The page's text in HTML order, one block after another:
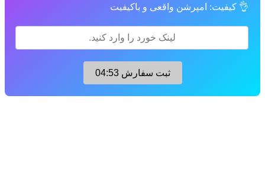
امپرشن واقعی و باکیفیت
ثبت سفارش 04:52